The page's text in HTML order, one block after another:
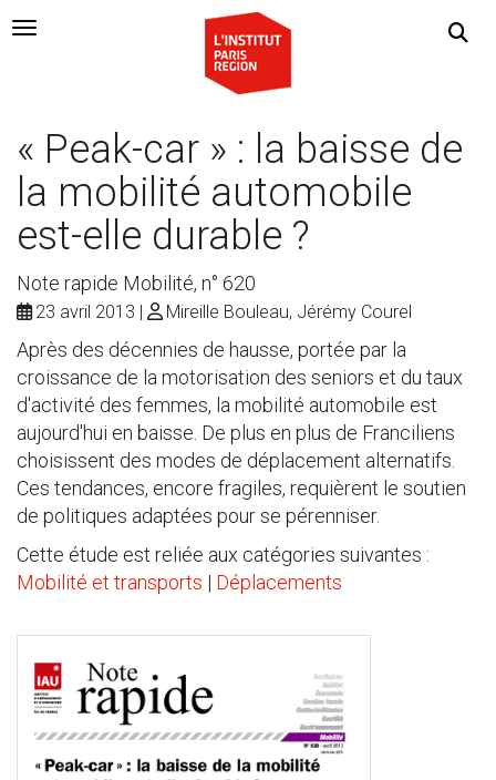
Navigation Toggle
« Peak-car » : la baisse de
la mobilité automobile
est-elle durable ?
Note rapide Mobilité, n° 620
23 avril 2013 Mireille Bouleau, Jérémy Courel
Après des décennies de hausse, portée par la
croissance de la motorisation des seniors et du taux
d'activité des femmes, la mobilité automobile est
aujourd'hui en baisse. De plus en plus de Franciliens
choisissent des modes de déplacement alternatifs.
Ces tendances, encore fragiles, requièrent le soutien
de politiques adaptées pour se pérenniser.
Cette étude est reliée aux catégories suivantes :
Mobilité et transports | Déplacements